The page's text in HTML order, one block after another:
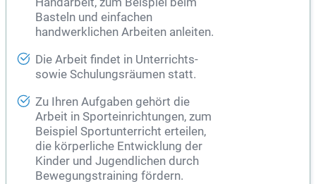
Basteln und einfachen
handwerklichen Arbeiten anleiten.
Die Arbeit findet in Unterrichts-
sowie Schulungsräumen statt.
Zu Ihren Aufgaben gehört die
Arbeit in Sporteinrichtungen, zum
Beispiel Sportunterricht erteilen,
die körperliche Entwicklung der
Kinder und Jugendlichen durch
Bewegungstraining fördern.